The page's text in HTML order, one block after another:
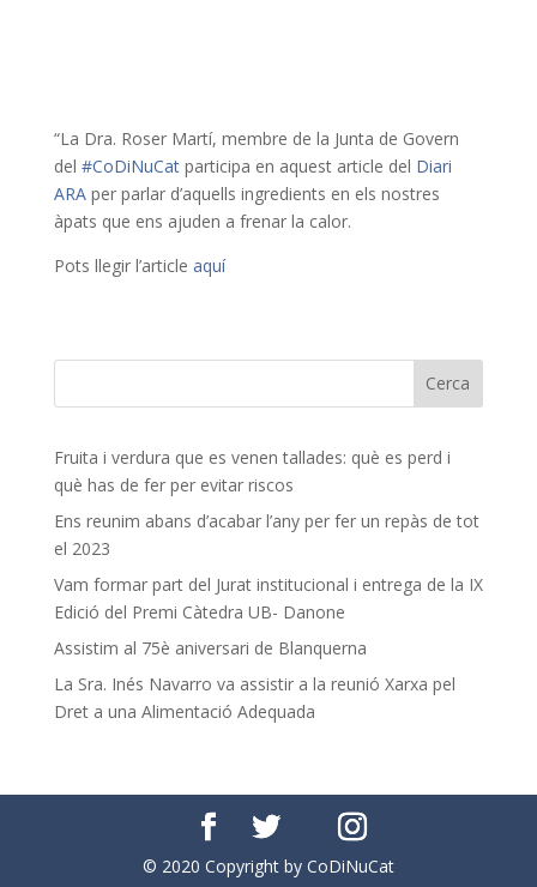
“La Dra. Roser Martí, membre de la Junta de Govern
del #CoDiNuCatparticipa en aquest article del Diari
ARAper parlar d’aquells ingredients en els nostres
àpats que ens ajuden a frenar la calor.
Pots llegir l’article aquí
Fruita i verdura que es venen tallades: què es perd i
què has de fer per evitar riscos
Ens reunim abans d’acabar l’any per fer un repàs de tot
el 2023
Vam formar part del Jurat institucional i entrega de la IX
Edició del Premi Càtedra UB- Danone
Assistim al 75è aniversari de Blanquerna
La Sra. Inés Navarro va assistir a la reunió Xarxa pel
Dret a una Alimentació Adequada
© 2020 Copyright by CoDiNuCat